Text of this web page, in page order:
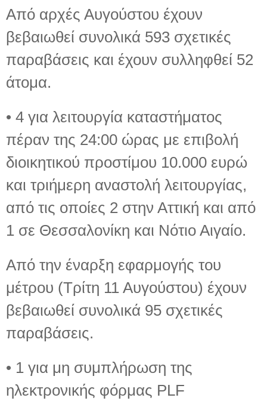
Από αρχές Αυγούστου έχουν
βεβαιωθεί συνολικά 593 σχετικές
παραβάσεις και έχουν συλληφθεί 52
άτομα.
• 4 για λειτουργία καταστήματος
πέραν της 24:00 ώρας με επιβολή
διοικητικού προστίμου 10.000 ευρώ
και τριήμερη αναστολή λειτουργίας,
από τις οποίες 2 στην Αττική και από
1 σε Θεσσαλονίκη και Νότιο Αιγαίο.
Από την έναρξη εφαρμογής του
μέτρου (Τρίτη 11 Αυγούστου) έχουν
βεβαιωθεί συνολικά 95 σχετικές
παραβάσεις.
• 1 για μη συμπλήρωση της
ηλεκτρονικής φόρμας PLF